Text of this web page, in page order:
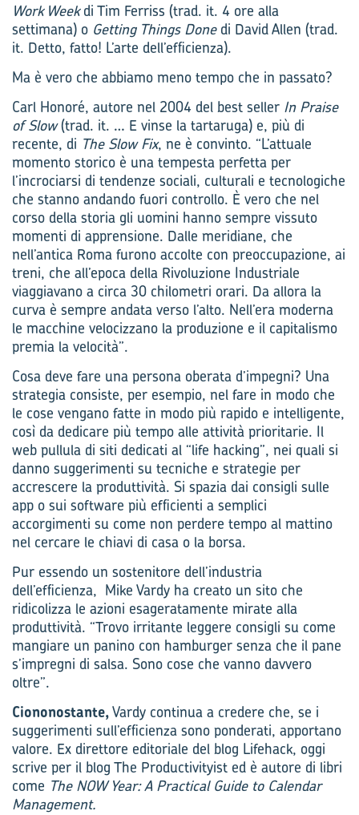
Work Weekdi Tim Ferriss (trad. it. 4 ore alla
settimana) o Getting Things Donedi David Allen (trad.
it. Detto, fatto! L’arte dell’efficienza).
Ma è vero che abbiamo meno tempo che in passato?
Carl Honoré, autore nel 2004 del best seller In Praise
of Slow(trad. it. … E vinse la tartaruga) e, più di
recente, di The Slow Fix, ne è convinto. “L’attuale
momento storico è una tempesta perfetta per
l’incrociarsi di tendenze sociali, culturali e tecnologiche
che stanno andando fuori controllo. È vero che nel
corso della storia gli uomini hanno sempre vissuto
momenti di apprensione. Dalle meridiane, che
nell’antica Roma furono accolte con preoccupazione, ai
treni, che all’epoca della Rivoluzione Industriale
viaggiavano a circa 30 chilometri orari. Da allora la
curva è sempre andata verso l’alto. Nell’era moderna
le macchine velocizzano la produzione e il capitalismo
premia la velocità”.
Cosa deve fare una persona oberata d’impegni? Una
strategia consiste, per esempio, nel fare in modo che
le cose vengano fatte in modo più rapido e intelligente,
così da dedicare più tempo alle attività prioritarie. Il
web pullula di siti dedicati al “life hacking”, nei quali si
danno suggerimenti su tecniche e strategie per
accrescere la produttività. Si spazia dai consigli sulle
app o sui software più efficienti a semplici
accorgimenti su come non perdere tempo al mattino
nel cercare le chiavi di casa o la borsa.
Pur essendo un sostenitore dell’industria
dell’efficienza, Mike Vardy ha creato un sito che
ridicolizza le azioni esageratamente mirate alla
produttività. “Trovo irritante leggere consigli su come
mangiare un panino con hamburger senza che il pane
s’impregni di salsa. Sono cose che vanno davvero
oltre”.
Ciononostante,Vardy continua a credere che, se i
suggerimenti sull’efficienza sono ponderati, apportano
valore. Ex direttore editoriale del blog Lifehack, oggi
scrive per il blog The Productivityist ed è autore di libri
come The NOW Year: A Practical Guide to Calendar
Management.